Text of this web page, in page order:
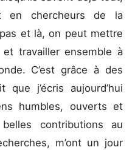
en chercheurs de la
pas et là, on peut mettre
travailler ensemble à
C’est grâce à des
j’écris aujourd’hui
humbles, ouverts et
contributions au
m’ont un jour